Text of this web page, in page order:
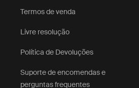
Termos de venda
Livre resolução
Política de Devoluções
Suporte de encomendas e
perguntas frequentes